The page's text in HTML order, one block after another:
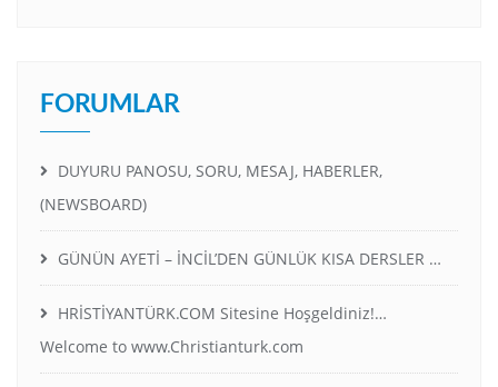
FORUMLAR
DUYURU PANOSU, SORU, MESAJ, HABERLER,
(NEWSBOARD)
GÜNÜN AYETİ – İNCİL’DEN GÜNLÜK KISA DERSLER …
HRİSTİYANTÜRK.COM Sitesine Hoşgeldiniz!…
Welcome to www.Christianturk.com